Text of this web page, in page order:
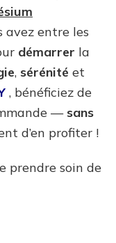
avez entre les
démarrer la
, sérénité et
, bénéficiez de
— sans
d’en profiter !
prendre soin de